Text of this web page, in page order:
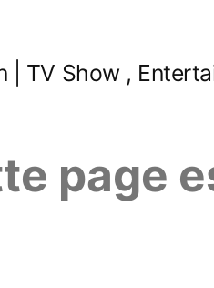
| TV Show ,
page